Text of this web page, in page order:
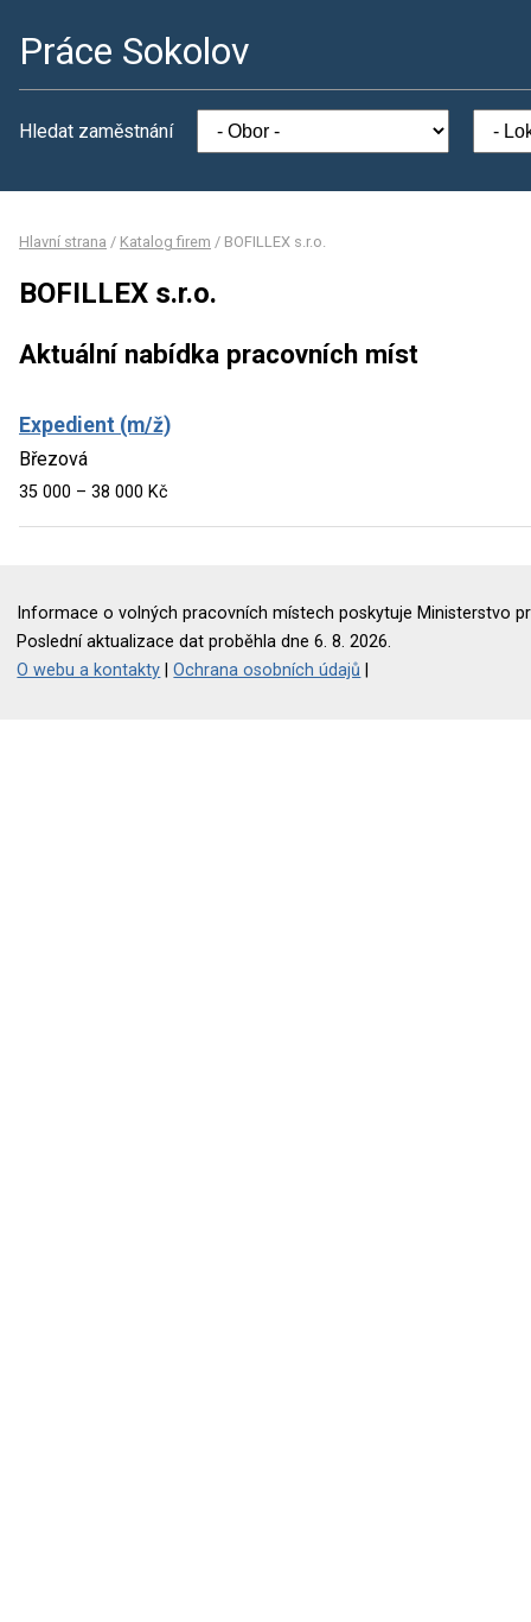
Práce Sokolov
Hledat zaměstnání
Hlavní strana / Katalog firem / BOFILLEX s.r.o.
BOFILLEX s.r.o.
Aktuální nabídka pracovních míst
Expedient (m/ž)
Březová
35 000 – 38 000 Kč
Informace o volných pracovních místech poskytuje Ministerstvo
Poslední aktualizace dat proběhla dne 6. 8. 2026.
O webu a kontakty |Ochrana osobních údajů